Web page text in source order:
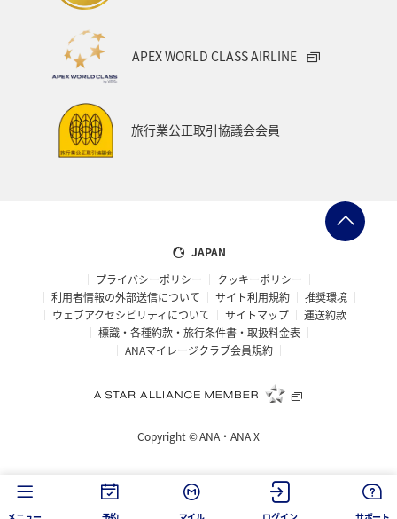
APEX WORLD CLASS AIRLINE
旅行業公正取引協議会会員
JAPAN
プライバシーポリシー
クッキーポリシー
利用者情報の外部送信について
サイト利用規約
推奨環境
ウェブアクセシビリティについて
サイトマップ
運送約款
標識・各種約款・旅行条件書・取扱料金表
ANAマイレージクラブ会員規約
Copyright ©ANA・ANA X